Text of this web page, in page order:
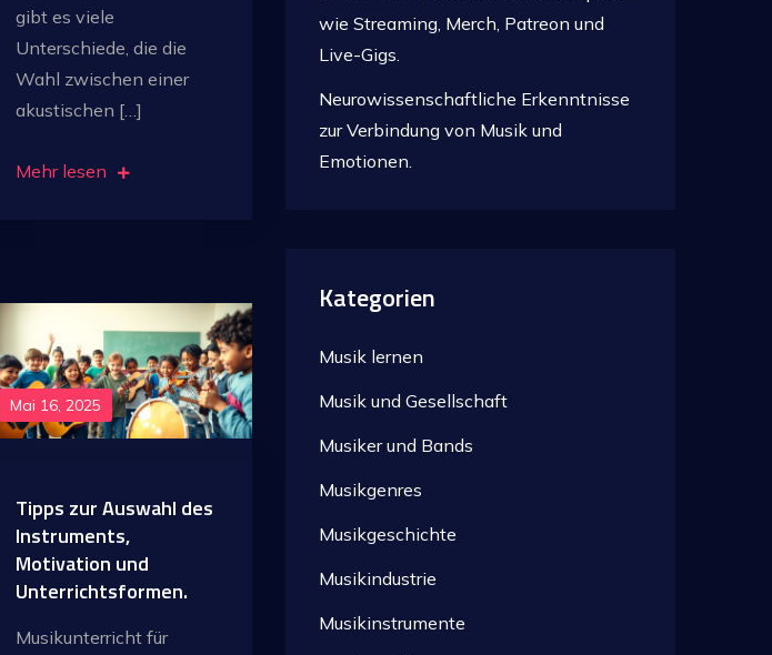
gibt es viele
Unterschiede, die die
Wahl zwischen einer
akustischen […]
Mehr lesen
Mai 16, 2025
Tipps zur Auswahl des
Instruments,
Motivation und
Unterrichtsformen.
Musikunterricht für
wie Streaming, Merch, Patreon und
Live-Gigs.
Neurowissenschaftliche Erkenntnisse
zur Verbindung von Musik und
Emotionen.
Kategorien
Musik lernen
Musik und Gesellschaft
Musiker und Bands
Musikgenres
Musikgeschichte
Musikindustrie
Musikinstrumente